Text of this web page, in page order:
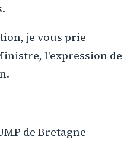
je vous prie
l'expression de
de Bretagne